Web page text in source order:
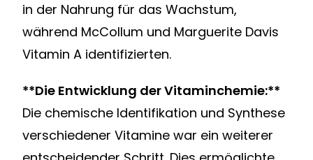
in der Nahrung für das Wachstum,
während McCollum und Marguerite Davis
Vitamin A identifizierten.
**Die Entwicklung der Vitaminchemie:**
Die chemische Identifikation und Synthese
verschiedener Vitamine war ein weiterer